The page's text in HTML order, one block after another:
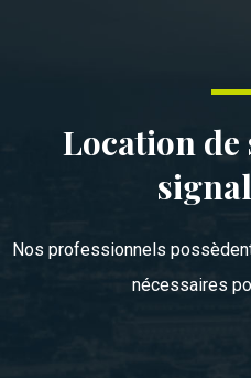
Location
Nos professionnels
nécessaires